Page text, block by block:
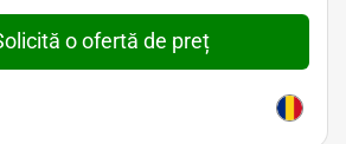
o ofertă de preț